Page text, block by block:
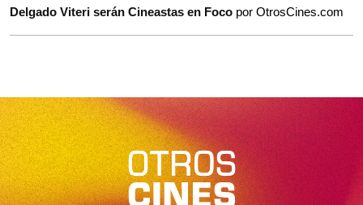
Delgado Viteri serán Cineastas en Foco por OtrosCines.com